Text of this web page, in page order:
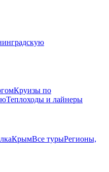
Круизы по
Теплоходы и лайнеры
КрымВсе турыРегионы,